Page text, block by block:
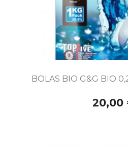
BOLAS BIO G&G BIO
20,00